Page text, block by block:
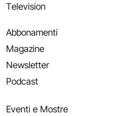
Television
Abbonamenti
Magazine
Newsletter
Podcast
Eventi e Mostre